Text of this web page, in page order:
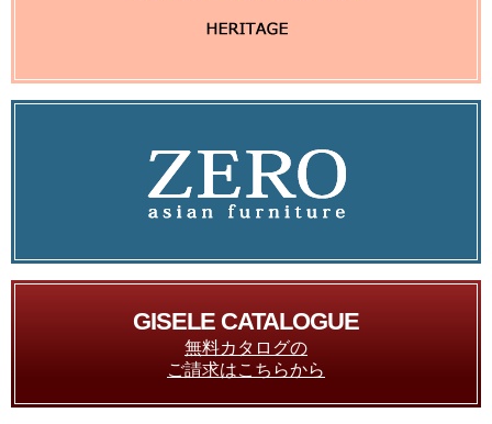
GISELE CATALOGUE
無料カタログの
ご請求はこちらから